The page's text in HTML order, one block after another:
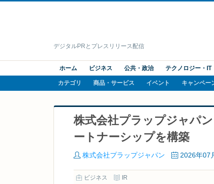
デジタルPRとプレスリリース配信
ホーム ビジネス 公共・政治 テクノロジー・IT
カテゴリ 商品・サービス イベント キャンペー
株式会社プラップジャパ
ートナーシップを構築
株式会社プラップジャパン 2026年07
ビジネス IR